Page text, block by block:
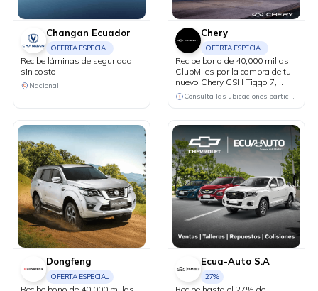
Changan Ecuador
OFERTA ESPECIAL
Recibe láminas de seguridad
sin costo.
Nacional
Chery
OFERTA ESPECIAL
Recibe bono de 40,000 millas
ClubMiles por la compra de tu
nuevo Chery CSH Tiggo 7,
Tiggo 8 y Tiggo 9.
Consulta las ubicaciones participantes
Dongfeng
OFERTA ESPECIAL
Ecua-Auto S.A
27%